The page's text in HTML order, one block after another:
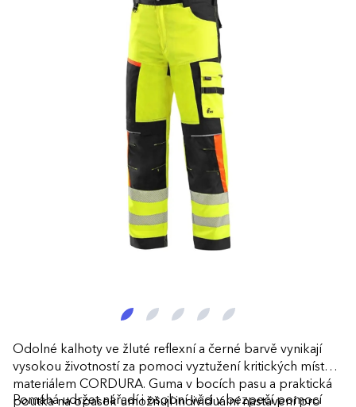
Odolné kalhoty ve žluté reflexní a černé barvě vynikají
vysokou životností za pomoci vyztužení kritických míst
materiálem CORDURA. Guma v bocích pasu a praktická
poutka na opasek umožňují individuální nastavení pro
Pomáhá udržet nářadí i osobní věci v bezpečí pomocí